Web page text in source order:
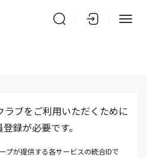
ブをご利用いただくために
録が必要です。
プが提供する各サービスの統合IDで